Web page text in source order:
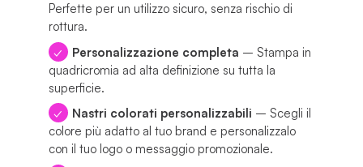
Perfette per un utilizzo sicuro, senza rischio di
rottura.
Personalizzazione completa – Stampa in
quadricromia ad alta definizione su tutta la
superficie.
Nastri colorati personalizzabili – Scegli il
colore più adatto al tuo brand e personalizzalo
con il tuo logo o messaggio promozionale.